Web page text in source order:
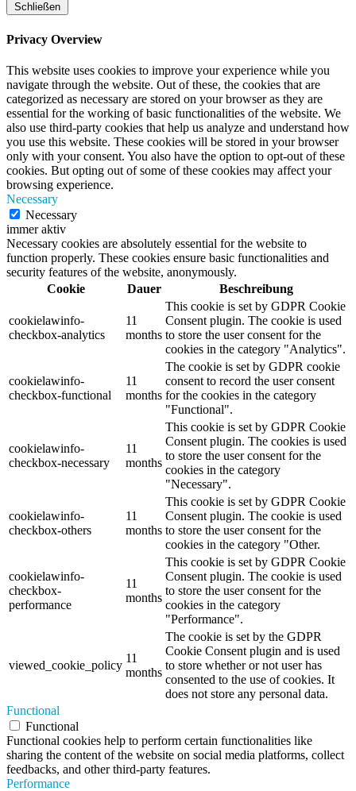
Schließen
Privacy Overview
This website uses cookies to improve your experience while you
navigate through the website. Out of these, the cookies that are
categorized as necessary are stored on your browser as they are
essential for the working of basic functionalities of the website. We
also use third-party cookies that help us analyze and understand how
you use this website. These cookies will be stored in your browser
only with your consent. You also have the option to opt-out of these
cookies. But opting out of some of these cookies may affect your
browsing experience.
Necessary
Necessary
immer aktiv
Necessary cookies are absolutely essential for the website to
function properly. These cookies ensure basic functionalities and
security features of the website, anonymously.
Cookie
Dauer Beschreibung
cookielawinfo-
checkbox-analytics
11
months
This cookie is set by GDPR Cookie
Consent plugin. The cookie is used
to store the user consent for the
cookies in the category "Analytics".
cookielawinfo-
checkbox-functional
11
months
The cookie is set by GDPR cookie
consent to record the user consent
for the cookies in the category
"Functional".
cookielawinfo-
checkbox-necessary
11
months
This cookie is set by GDPR Cookie
Consent plugin. The cookies is used
to store the user consent for the
cookies in the category
"Necessary".
cookielawinfo-
checkbox-others
11
months
This cookie is set by GDPR Cookie
Consent plugin. The cookie is used
to store the user consent for the
cookies in the category "Other.
cookielawinfo-
checkbox-
performance
11
months
This cookie is set by GDPR Cookie
Consent plugin. The cookie is used
to store the user consent for the
cookies in the category
"Performance".
viewed_cookie_policy
11
months
The cookie is set by the GDPR
Cookie Consent plugin and is used
to store whether or not user has
consented to the use of cookies. It
does not store any personal data.
Functional
Functional
Functional cookies help to perform certain functionalities like
sharing the content of the website on social media platforms, collect
feedbacks, and other third-party features.
Performance